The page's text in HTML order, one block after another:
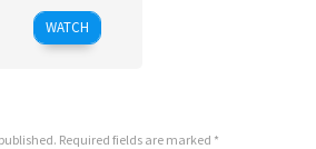
WATCH
Required fields are marked *